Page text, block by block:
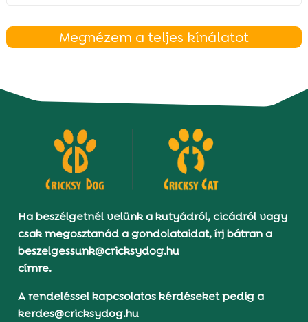
Megnézem a teljes kínálatot
Ha beszélgetnél velünk a kutyádról, cicádról vagy
csak megosztanád a gondolataidat, írj bátran a
beszelgessunk@cricksydog.hu
címre.
A rendeléssel kapcsolatos kérdéseket pedig a
kerdes@cricksydog.hu